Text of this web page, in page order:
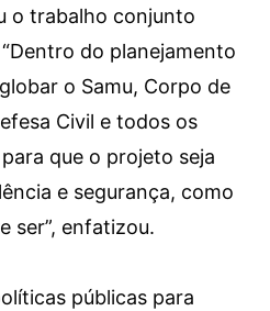
o trabalho conjunto
do planejamento
o Samu, Corpo de
Civil e todos os
que o projeto seja
e segurança, como
ser”, enfatizou.
públicas para